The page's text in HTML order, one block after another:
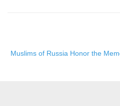
Muslims of Russia Honor the